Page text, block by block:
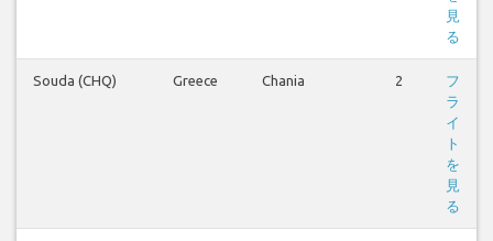
見
る
Souda (CHQ) Greece Chania 2
フ
ラ
イ
ト
を
見
る